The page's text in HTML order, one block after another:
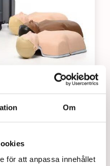
Om
för att anpassa innehållet